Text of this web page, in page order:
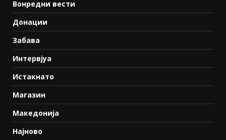
Вонредни вести
Донации
Забава
Интервјуа
Истакнато
Магазин
Македонија
Најново